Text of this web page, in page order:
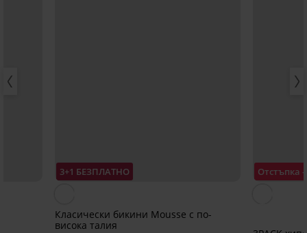
3+1 БЕЗПЛАТНО
Класически бикини Mousse с по-
висока талия
Отстъпка -